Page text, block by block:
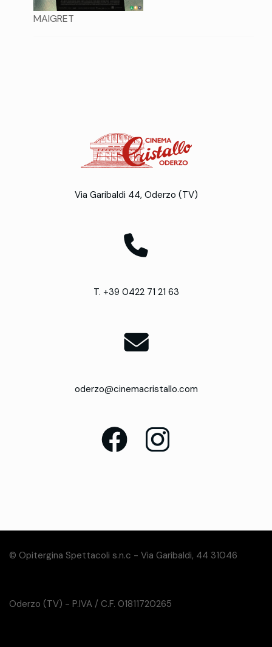
MAIGRET
Via Garibaldi 44, Oderzo (TV)
T. +39 0422 71 21 63
oderzo@cinemacristallo.com
© Opitergina Spettacoli s.n.c - Via Garibaldi, 44 31046
Oderzo (TV) - P.IVA / C.F. 01811720265